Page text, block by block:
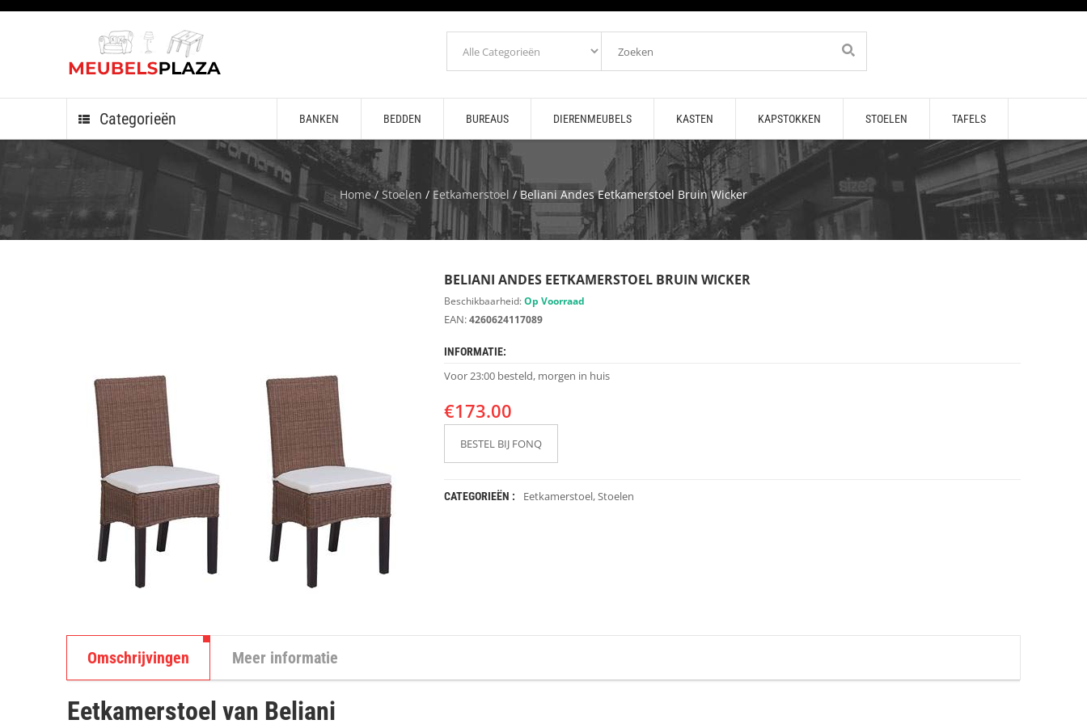
Categorieën BANKEN BEDDEN BUREAUS DIERENMEUBELS KASTEN KAPSTOKKEN STOELEN TAFELS
Home/ Stoelen / Eetkamerstoel / Beliani Andes Eetkamerstoel Bruin Wicker
BELIANI ANDES EETKAMERSTOEL BRUIN WICKER
Beschikbaarheid:Op Voorraad
EAN:4260624117089
INFORMATIE:
Voor 23:00 besteld, morgen in huis
€173.00
BESTEL BIJ FONQ
CATEGORIEËN : Eetkamerstoel,Stoelen
Omschrijvingen Meer informatie
Eetkamerstoel van Beliani